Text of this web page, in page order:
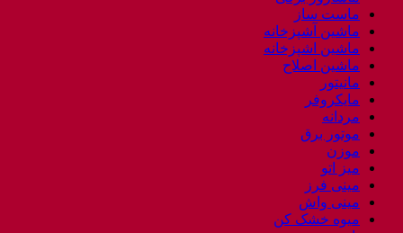
ماست ساز
ماشین آشپزخانه
ماشین اشپزخانه
ماشین اصلاح
مانیتور
مایکروفر
مردانه
موتور برق
موزن
میز اتو
مینی فرز
مینی واش
میوه خشک کن